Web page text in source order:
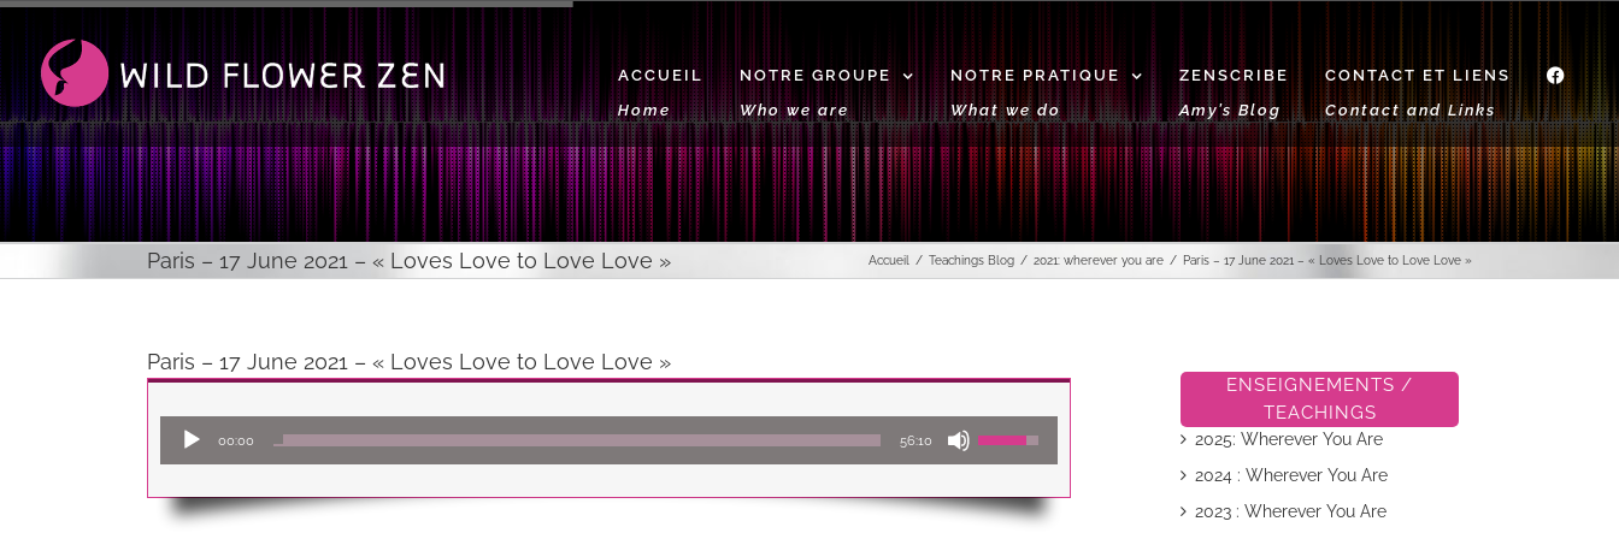
Passer
contenu
ACCUEIL
Home
NOTRE GROUPE
Who we are
NOTRE PRATIQUE
What we do
ZENSCRIBE
Amy’s Blog
CONTACT ET LIENS
Contact and Links
Paris – 17 June 2021 – « Loves Love to Love Love » Accueil Teachings Blog 2021: wherever you are Paris – 17 June 2021 – « Loves Love to Love Love »
Paris – 17 June 2021 – « Loves Love to Love Love »
audio
00:00 56:10
les
haut/bas
pour
ENSEIGNEMENTS /
TEACHINGS
2025: Wherever You Are
2024 : Wherever You Are
2023 : Wherever You Are